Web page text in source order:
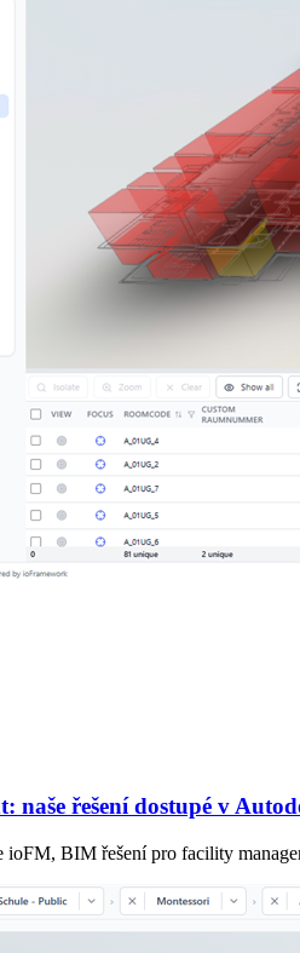
naše řešení dostupé v
BIM řešení pro facility